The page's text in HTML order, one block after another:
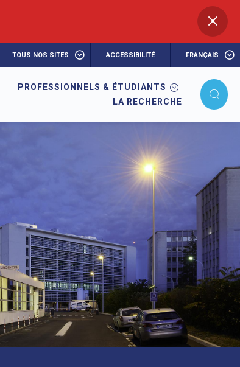
TOUS NOS SITES ACCESSIBILITÉ FRANÇAIS
PROFESSIONNELS & ÉTUDIANTS
LA RECHERCHE